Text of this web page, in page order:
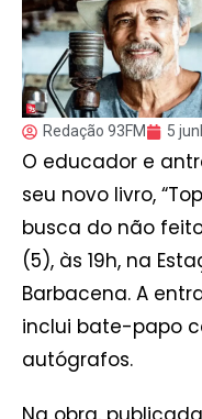
Redação 93FM 5
O educador e
seu novo livro,
busca do não
(5), às 19h, na
Barbacena. A
inclui bate-papo
autógrafos.